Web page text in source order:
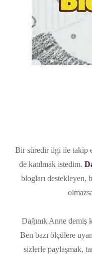
Bir süredir ilgi ile takip
de katılmak istedim.
blogları destekleyen,
Dağınık Anne
Ben bazı ölçülere
sizlerle paylaşmak,